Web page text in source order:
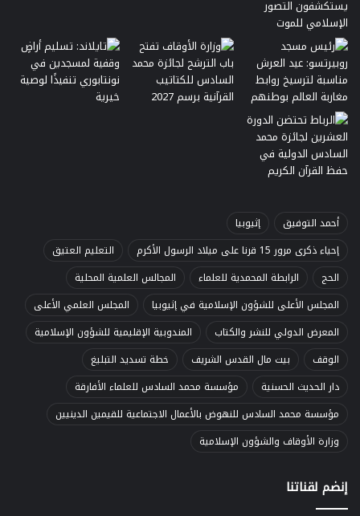
أحمد التوفيق
إثيوبيا
إحياء ذكرى مرور 15 قرنا على ميلاد الرسول الأكرم
التعليم العتيق
الحج
الرابطة المحمدية للعلماء
المجالس العلمية المحلية
المجلس الأعلى للشؤون الإسلامية في إثيوبيا
المجلس العلمي الأعلى
المعرض الدولي للنشر والكتاب
المندوبية الإقليمية للشؤون الإسلامية
الوقف
بيت مال القدس الشريف
خطة تسديد التبليغ
دار الحديث الحسنية
مؤسسة محمد السادس للعلماء الأفارقة
مؤسسة محمد السادس للنهوض بالأعمال الاجتماعية للقيمين الدينيين
وزارة الأوقاف والشؤون الإسلامية
إنضم لقناتنا